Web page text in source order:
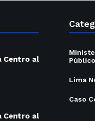
Centro al
Centro al
Público
Lima
Caso